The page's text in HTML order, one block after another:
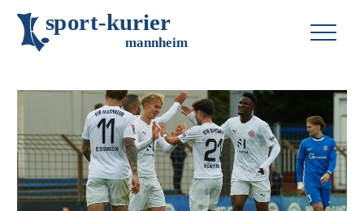
sport-kurier
mannheim